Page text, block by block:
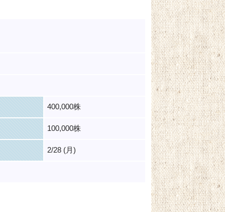
400,000株
100,000株
2/28 (月)